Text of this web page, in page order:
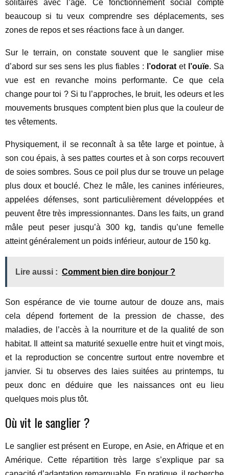
solitaires avec l’âge. Ce fonctionnement social compte
beaucoup si tu veux comprendre ses déplacements, ses
zones de repos et ses réactions face à un danger.
Sur le terrain, on constate souvent que le sanglier mise
d’abord sur ses sens les plus fiables :
l’odorat et l’ouïe. Sa
vue est en revanche moins performante. Ce que cela
change pour toi ? Si tu l’approches, le bruit, les odeurs et les
mouvements brusques comptent bien plus que la couleur de
tes vêtements.
Physiquement, il se reconnaît à sa tête large et pointue, à
son cou épais, à ses pattes courtes et à son corps recouvert
de soies sombres. Sous ce poil plus dur se trouve un pelage
plus doux et bouclé. Chez le mâle, les canines inférieures,
appelées défenses, sont particulièrement développées et
peuvent être très impressionnantes. Dans les faits, un grand
mâle peut peser jusqu’à 300 kg, tandis qu’une femelle
atteint généralement un poids inférieur, autour de 150 kg.
Lire aussi : Comment bien dire bonjour ?
Son espérance de vie tourne autour de douze ans, mais
cela dépend fortement de la pression de chasse, des
maladies, de l’accès à la nourriture et de la qualité de son
habitat. Il atteint sa maturité sexuelle entre huit et vingt mois,
et la reproduction se concentre surtout entre novembre et
janvier. Si tu observes des laies suitées au printemps, tu
peux donc en déduire que les naissances ont eu lieu
quelques mois plus tôt.
Où vit le sanglier ?
Le sanglier est présent en Europe, en Asie, en Afrique et en
Amérique. Cette répartition très large s’explique par sa